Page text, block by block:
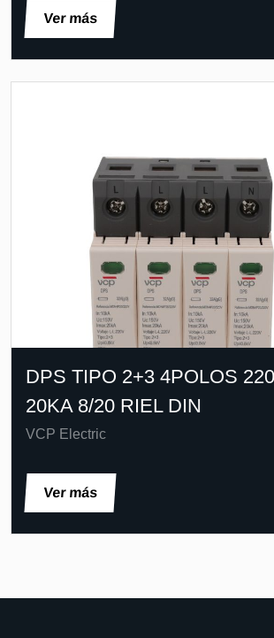
Ver más
DPS TIPO 2+3 4POLOS
20KA 8/20 RIEL DIN
VCP Electric
Ver más